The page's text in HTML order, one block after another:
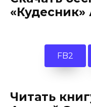
FB2
Читать